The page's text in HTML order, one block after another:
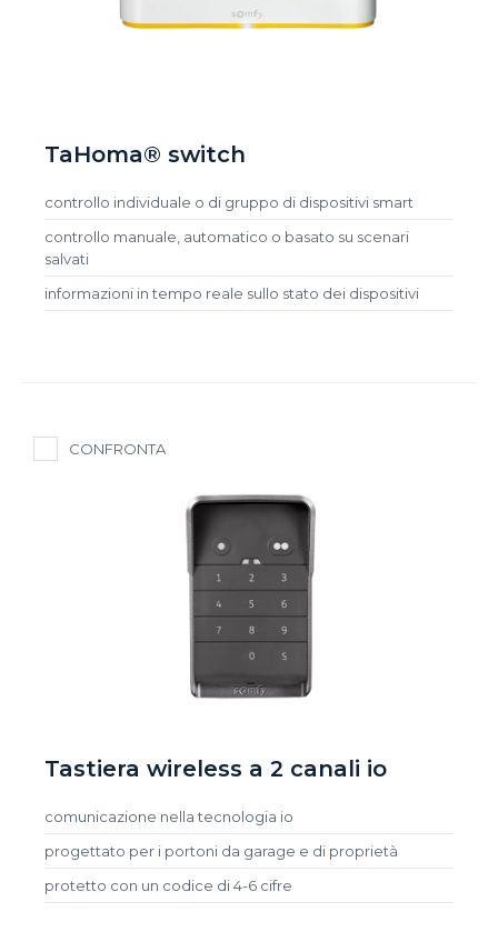
TaHoma® switch
controllo individuale o di gruppo di dispositivi smart
controllo manuale, automatico o basato su scenari
salvati
informazioni in tempo reale sullo stato dei dispositivi
CONFRONTA
Tastiera wireless a 2 canali io
comunicazione nella tecnologia io
progettato per i portoni da garage e di proprietà
protetto con un codice di 4-6 cifre